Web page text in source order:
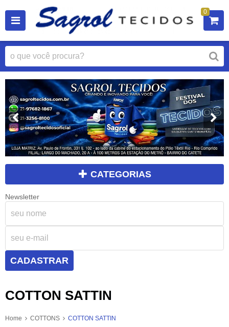
0
CATEGORIAS
Newsletter
CADASTRAR
COTTON SATTIN
Home COTTONS COTTON SATTIN